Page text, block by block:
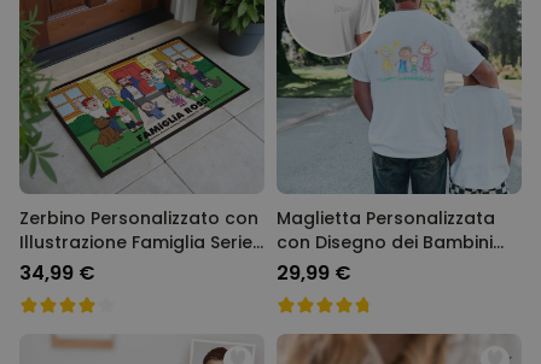
Zerbino Personalizzato con
Illustrazione Famiglia Serie
Animata
34,99 €
Maglietta Personalizzata
con Disegno dei Bambini
fronte e retro
29,99 €